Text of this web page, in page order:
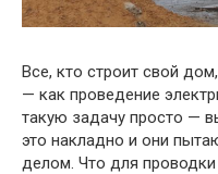
Все, кто строит свой
— как проведение
такую задачу просто —
это накладно и они
делом. Что для